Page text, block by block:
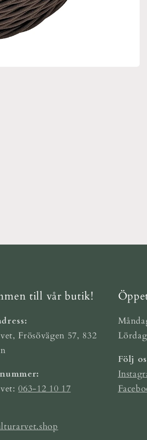
till vår butik!
Frösövägen 57, 832
063-12 10 17
Följ